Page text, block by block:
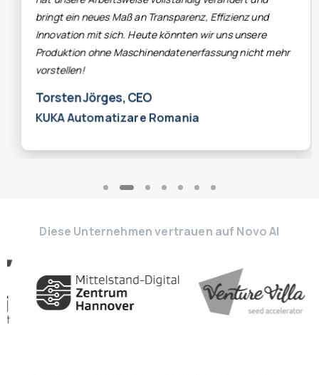
Effizienz und
uns unsere
nicht mehr
Hermann Strathmann,
Erich Uhe GmbH Feinmechanik
Diese Unternehmen vertrauen auf Novo AI